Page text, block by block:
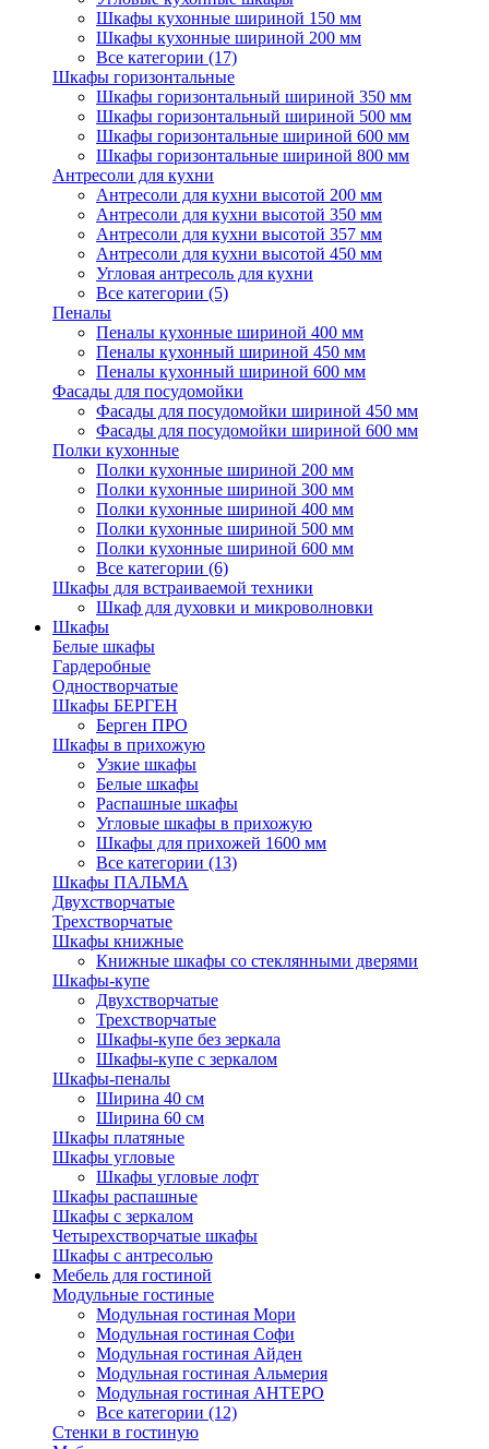
Шкафы кухонные шириной 150 мм
Шкафы кухонные шириной 200 мм
Все категории (17)
Шкафы горизонтальные
Шкафы горизонтальный шириной 350 мм
Шкафы горизонтальный шириной 500 мм
Шкафы горизонтальные шириной 600 мм
Шкафы горизонтальные шириной 800 мм
Антресоли для кухни
Антресоли для кухни высотой 200 мм
Антресоли для кухни высотой 350 мм
Антресоли для кухни высотой 357 мм
Антресоли для кухни высотой 450 мм
Угловая антресоль для кухни
Все категории (5)
Пеналы
Пеналы кухонные шириной 400 мм
Пеналы кухонный шириной 450 мм
Пеналы кухонный шириной 600 мм
Фасады для посудомойки
Фасады для посудомойки шириной 450 мм
Фасады для посудомойки шириной 600 мм
Полки кухонные
Полки кухонные шириной 200 мм
Полки кухонные шириной 300 мм
Полки кухонные шириной 400 мм
Полки кухонные шириной 500 мм
Полки кухонные шириной 600 мм
Все категории (6)
Шкафы для встраиваемой техники
Шкаф для духовки и микроволновки
Шкафы
Белые шкафы
Гардеробные
Одностворчатые
Шкафы БЕРГЕН
Берген ПРО
Шкафы в прихожую
Узкие шкафы
Белые шкафы
Распашные шкафы
Угловые шкафы в прихожую
Шкафы для прихожей 1600 мм
Все категории (13)
Шкафы ПАЛЬМА
Двухстворчатые
Трехстворчатые
Шкафы книжные
Книжные шкафы со стеклянными дверями
Шкафы-купе
Двухстворчатые
Трехстворчатые
Шкафы-купе без зеркала
Шкафы-купе с зеркалом
Шкафы-пеналы
Ширина 40 см
Ширина 60 см
Шкафы платяные
Шкафы угловые
Шкафы угловые лофт
Шкафы распашные
Шкафы с зеркалом
Четырехстворчатые шкафы
Шкафы с антресолью
Мебель для гостиной
Модульные гостиные
Модульная гостиная Мори
Модульная гостиная Софи
Модульная гостиная Айден
Модульная гостиная Альмерия
Модульная гостиная АНТЕРО
Все категории (12)
Стенки в гостиную